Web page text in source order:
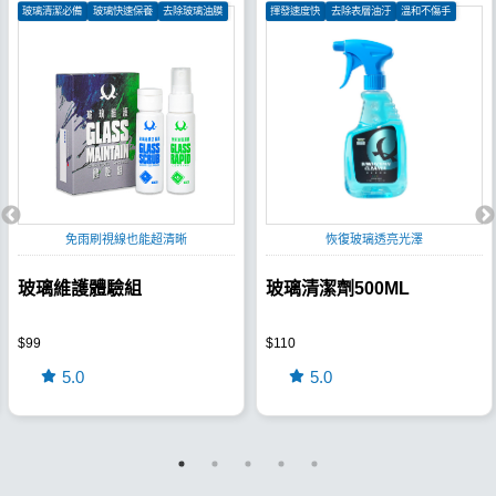
玻璃清潔必備 玻璃快速保養 去除玻璃油膜
免雨刷視線也能超清晰
玻璃維護體驗組
$99
5.0
揮發速度快 去除表層油汙 溫和不傷手
恢復玻璃透亮光澤
玻璃清潔劑500ML
$110
5.0